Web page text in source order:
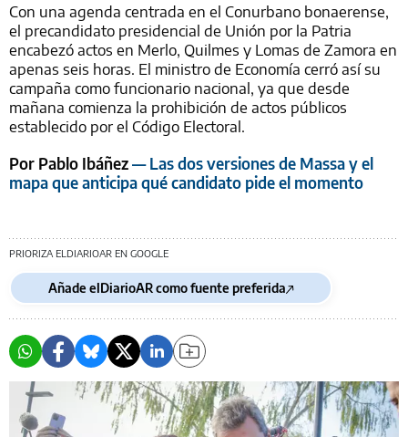
Con una agenda centrada en el Conurbano bonaerense,
el precandidato presidencial de Unión por la Patria
encabezó actos en Merlo, Quilmes y Lomas de Zamora en
apenas seis horas. El ministro de Economía cerró así su
campaña como funcionario nacional, ya que desde
mañana comienza la prohibición de actos públicos
establecido por el Código Electoral.
Por Pablo Ibáñez— Las dos versiones de Massa y el
mapa que anticipa qué candidato pide el momento
PRIORIZA ELDIARIOAR EN GOOGLE
Añade elDiarioAR como fuente preferida